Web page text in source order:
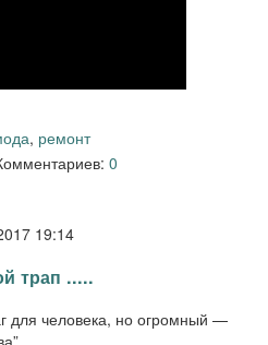
, ремонт
0
19:14
трап .....
для человека, но огромный —